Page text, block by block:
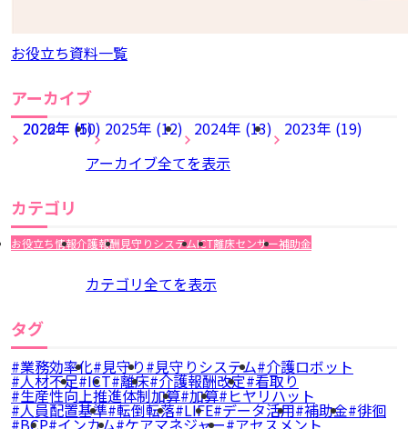
お役立ち資料一覧
アーカイブ
2026年 (5) 2025年 (12) 2024年 (13) 2023年 (19)
2022年 (10)
アーカイブ全てを表示
カテゴリ
お役立ち情報介護報酬見守りシステムICT離床センサー補助金
カテゴリ全てを表示
タグ
業務効率化 見守り 見守りシステム 介護ロボット
人材不足 ICT 離床 介護報酬改定 看取り
生産性向上推進体制加算 加算 ヒヤリハット
人員配置基準 転倒転落 LIFE データ活用 補助金 徘徊